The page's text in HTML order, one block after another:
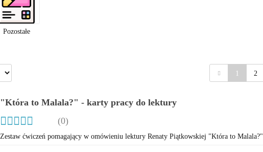
Pozostałe
1 2
"Która to Malala?" - karty pracy do lektury
(0)
Zestaw ćwiczeń pomagający w omówieniu lektury Renaty Piątkowskiej "Która to Malala?"